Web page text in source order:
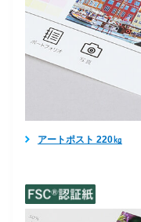
アートポスト 220㎏